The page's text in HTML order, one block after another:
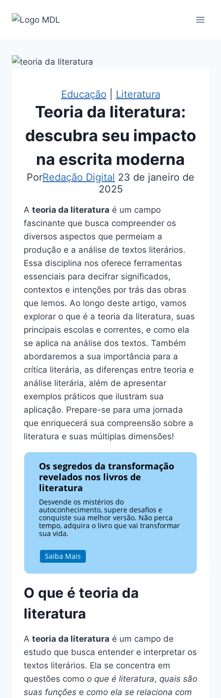
para
Educação Literatura
Teoria da literatura:
descubra seu impacto
na escrita moderna
PorRedação Digital 23 de janeiro de
2025
A teoria da literatura é um campo
fascinante que busca compreender os
diversos aspectos que permeiam a
produção e a análise de textos literários.
Essa disciplina nos oferece ferramentas
essenciais para decifrar significados,
contextos e intenções por trás das obras
que lemos. Ao longo deste artigo, vamos
explorar o que é a teoria da literatura, suas
principais escolas e correntes, e como ela
se aplica na análise dos textos. Também
abordaremos a sua importância para a
crítica literária, as diferenças entre teoria e
análise literária, além de apresentar
exemplos práticos que ilustram sua
aplicação. Prepare-se para uma jornada
que enriquecerá sua compreensão sobre a
literatura e suas múltiplas dimensões!
Os segredos da transformação
revelados nos livros de
literatura
Desvende os mistérios do
autoconhecimento, supere desafios e
conquiste sua melhor versão. Não perca
tempo, adquira o livro que vai transformar
sua vida.
Saiba Mais
O que é teoria da
literatura
A teoria da literatura é um campo de
estudo que busca entender e interpretar os
textos literários. Ela se concentra em
questões como o que é literatura, quais são
suas funções e como ela se relaciona com